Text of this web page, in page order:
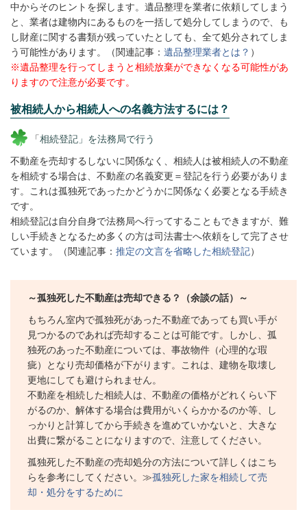
中からそのヒントを探します。遺品整理を業者に依頼してしまう
と、業者は建物内にあるものを一括して処分してしまうので、も
し財産に関する書類が残っていたとしても、全て処分されてしま
う可能性があります。（関連記事： 遺品整理業者とは？ ）
※遺品整理を行ってしまうと相続放棄ができなくなる可能性があ
りますので注意が必要です。
被相続人から相続人への名義方法するには？
「相続登記」を法務局で行う
不動産を売却するしないに関係なく、相続人は被相続人の不動産
を相続する場合は、不動産の名義変更＝登記を行う必要がありま
す。これは孤独死であったかどうかに関係なく必要となる手続き
です。
相続登記は自分自身で法務局へ行ってすることもできますが、難
しい手続きとなるため多くの方は司法書士へ依頼をして完了させ
ています。（関連記事： 推定の文言を省略した相続登記）
～孤独死した不動産は売却できる？（余談の話）～
もちろん室内で孤独死があった不動産であっても買い手が
見つかるのであれば売却することは可能です。しかし、孤
独死のあった不動産については、事故物件（心理的な瑕
疵）となり売却価格が下がります。これは、建物を取壊し
更地にしても避けられません。
不動産を相続した相続人は、不動産の価格がどれくらい下
がるのか、解体する場合は費用がいくらかかるのか等、し
っかりと計算してから手続きを進めていかないと、大きな
出費に繋がることになりますので、注意してください。
孤独死した不動産の売却処分の方法について詳しくはこち
らを参考にしてください。≫孤独死した家を相続して売
却・処分をするために